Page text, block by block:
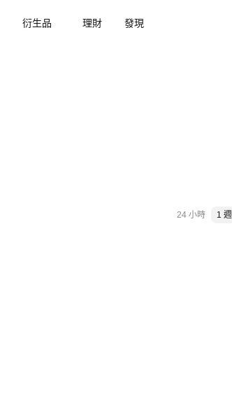
衍生品 理財 發現
24 小時 1 週